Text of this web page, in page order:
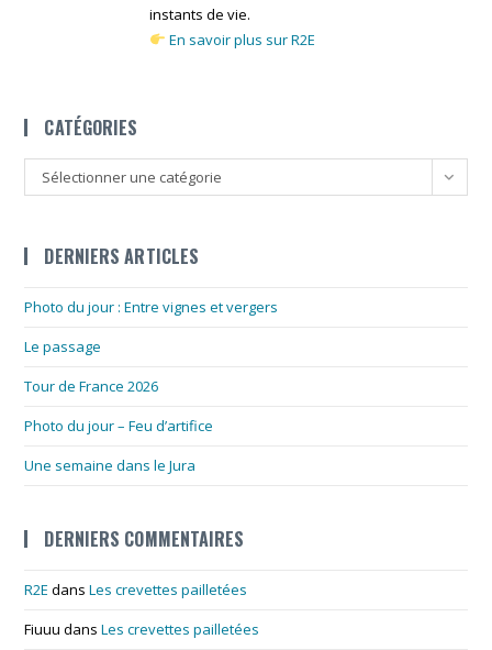
instants de vie.
En savoir plus sur R2E
CATÉGORIES
Catégories
Sélectionner une catégorie
DERNIERS ARTICLES
Photo du jour : Entre vignes et vergers
Le passage
Tour de France 2026
Photo du jour – Feu d’artifice
Une semaine dans le Jura
DERNIERS COMMENTAIRES
R2E dansLes crevettes pailletées
Fiuuu dansLes crevettes pailletées